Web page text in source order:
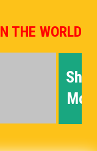
THE WORLD